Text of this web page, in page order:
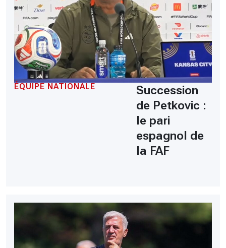
ÉQUIPE NATIONALE
Succession
de Petkovic :
le pari
espagnol de
la FAF